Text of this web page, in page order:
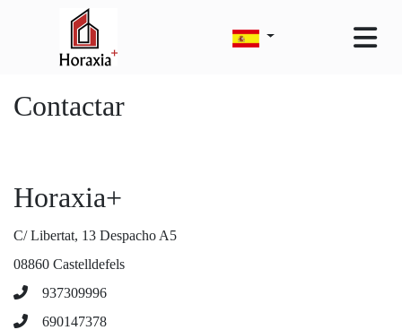
Contactar
Horaxia+
C/ Libertat, 13 Despacho A5
08860 Castelldefels
937309996
690147378